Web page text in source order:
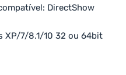
DirectShow
XP/7/8.1/10 32 ou 64bit